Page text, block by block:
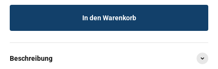
In den Warenkorb
Beschreibung